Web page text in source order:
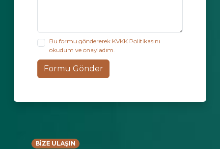
Bu formu göndererek KVKK Politikasını
okudum ve onayladım.
Formu Gönder
BİZE ULAŞIN